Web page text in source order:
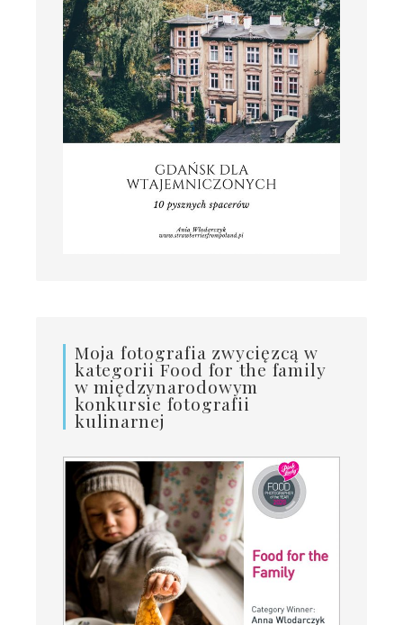
Moja fotografia zwycięzcą w
kategorii Food for the family
w międzynarodowym
konkursie fotografii
kulinarnej